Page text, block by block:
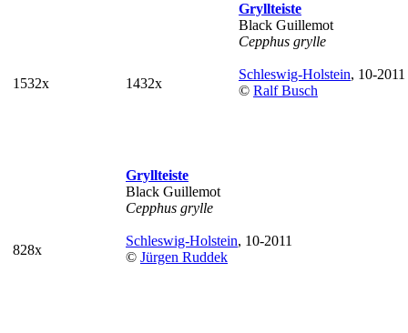
1532x 1432x
Gryllteiste
Black Guillemot
Cepphus grylle
Schleswig-Holstein, 10-2011
© Ralf Busch
828x
Gryllteiste
Black Guillemot
Cepphus grylle
Schleswig-Holstein, 10-2011
© Jürgen Ruddek